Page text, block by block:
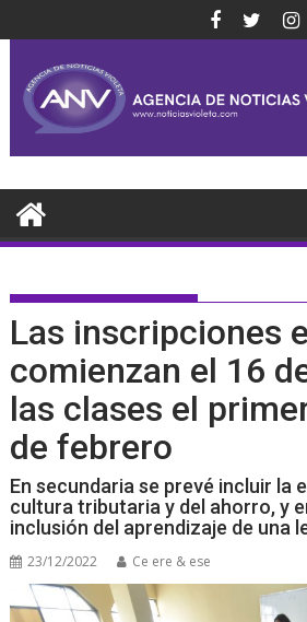
al
contenido
Las inscripciones
comienzan el 16
las clases el
de febrero
En secundaria se prevé incluir la
cultura tributaria y del ahorro, y
inclusión del aprendizaje de una
23/12/2022 Ce ere & ese